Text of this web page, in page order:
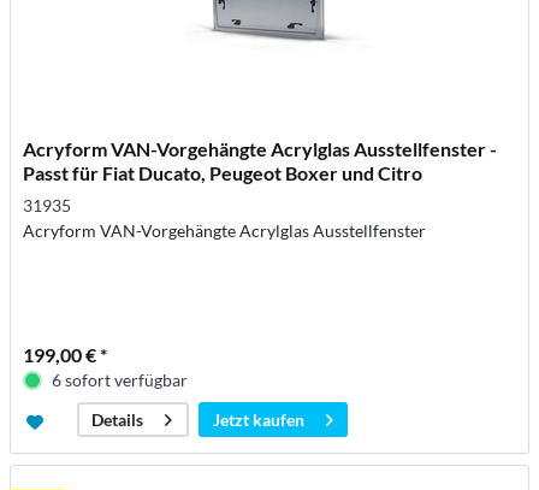
Acryform VAN-Vorgehängte Acrylglas Ausstellfenster -
Passt für Fiat Ducato, Peugeot Boxer und Citro
31935
Acryform VAN-Vorgehängte Acrylglas Ausstellfenster
199,00 € *
6 sofort verfügbar
Details
Jetzt kaufen